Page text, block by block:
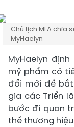
Chủ tịch MLA chia
MyHaelyn
MyHaelyn
mỹ phẩm có
đổi mới để
gia các Triển
bước đi quan
thế thương